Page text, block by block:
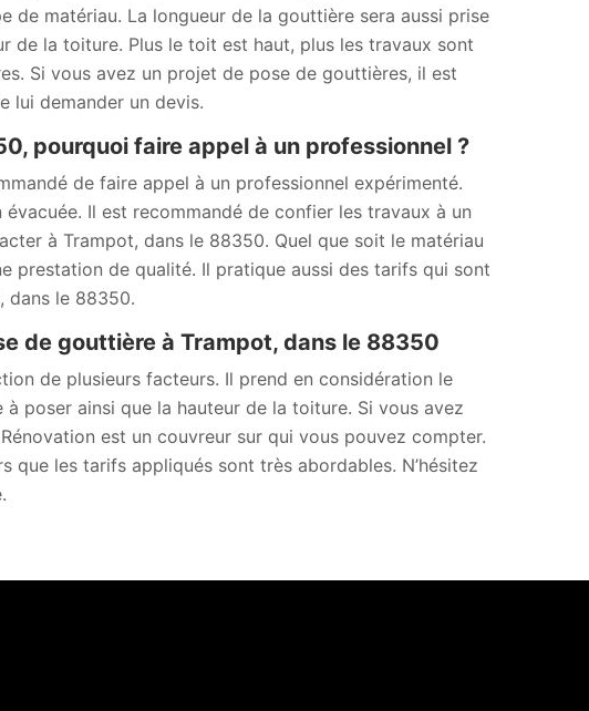
de matériau. La longueur de la gouttière sera aussi prise
de la toiture. Plus le toit est haut, plus les travaux sont
Si vous avez un projet de pose de gouttières, il est
lui demander un devis.
pourquoi faire appel à un professionnel ?
de faire appel à un professionnel expérimenté.
Il est recommandé de confier les travaux à un
à Trampot, dans le 88350. Quel que soit le matériau
prestation de qualité. Il pratique aussi des tarifs qui sont
dans le 88350.
de gouttière à Trampot, dans le 88350
de plusieurs facteurs. Il prend en considération le
poser ainsi que la hauteur de la toiture. Si vous avez
est un couvreur sur qui vous pouvez compter.
que les tarifs appliqués sont très abordables. N’hésitez